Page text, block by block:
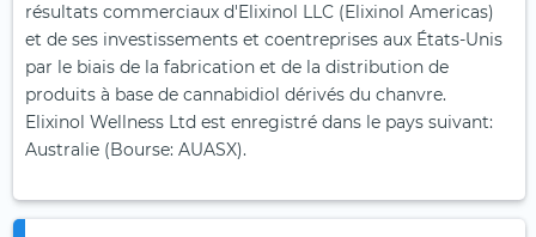
résultats commerciaux d'Elixinol LLC (Elixinol Americas)
et de ses investissements et coentreprises aux États-Unis
par le biais de la fabrication et de la distribution de
produits à base de cannabidiol dérivés du chanvre.
Elixinol Wellness Ltd est enregistré dans le pays suivant:
Australie (Bourse: AUASX).